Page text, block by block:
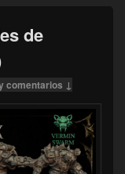
de
comentarios ↓